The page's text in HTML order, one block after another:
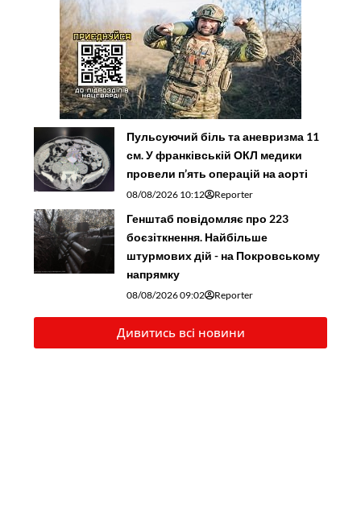
Пульсуючий біль та аневризма 11
см. У франківській ОКЛ медики
провели п’ять операцій на аорті
08/08/2026 10:12 Reporter
Генштаб повідомляє про 223
боєзіткнення. Найбільше
штурмових дій - на Покровському
напрямку
08/08/2026 09:02 Reporter
Дивитись всі новини